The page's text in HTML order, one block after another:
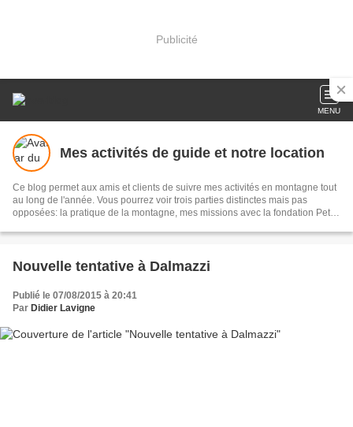
Publicité
MENU
Mes activités de guide et notre location
Ce blog permet aux amis et clients de suivre mes activités en montagne tout
au long de l'année. Vous pourrez voir trois parties distinctes mais pas
opposées: la pratique de la montagne, mes missions avec la fondation Petzl
Nouvelle tentative à Dalmazzi
Publié le 07/08/2015 à 20:41
Par Didier Lavigne